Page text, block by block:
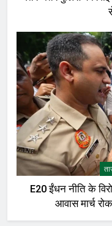
E20 ईंधन नीति के
आवास मार्च